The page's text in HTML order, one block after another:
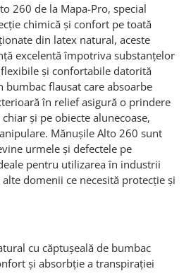
260 de la Mapa-Pro, special
chimică și confort pe toată
din latex natural, aceste
excelentă împotriva substanțelor
și confortabile datorită
flausat care absoarbe
în relief asigură o prindere
și pe obiecte alunecoase,
Mănușile Alto 260 sunt
urmele și defectele pe
pentru utilizarea în industrii
domenii ce necesită protecție și
cu căptușeală de bumbac
și absorbție a transpirației